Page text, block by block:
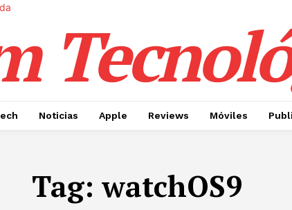
Noticias Apple Reviews Móviles
Tag: watchOS9